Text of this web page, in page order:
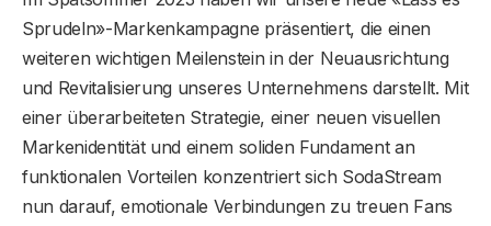
Sprudeln»-Markenkampagne präsentiert, die einen
weiteren wichtigen Meilenstein in der Neuausrichtung
und Revitalisierung unseres Unternehmens darstellt. Mit
einer überarbeiteten Strategie, einer neuen visuellen
Markenidentität und einem soliden Fundament an
funktionalen Vorteilen konzentriert sich SodaStream
nun darauf, emotionale Verbindungen zu treuen Fans